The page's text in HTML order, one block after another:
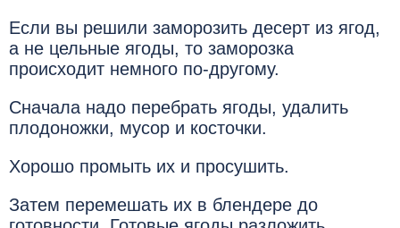
Если вы решили заморозить десерт из ягод,
а не цельные ягоды, то заморозка
происходит немного по-другому.
Сначала надо перебрать ягоды, удалить
плодоножки, мусор и косточки.
Хорошо промыть их и просушить.
Затем перемешать их в блендере до